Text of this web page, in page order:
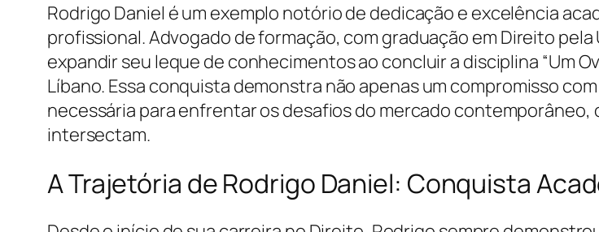
Rodrigo Daniel é um exemplo notório de dedicação e excelência
profissional. Advogado de formação, com graduação em Direito
expandir seu leque de conhecimentos ao concluir a disciplina “Um
Líbano. Essa conquista demonstra não apenas um compromisso
necessária para enfrentar os desafios do mercado
intersectam.
A Trajetória de Rodrigo Daniel: Conquista